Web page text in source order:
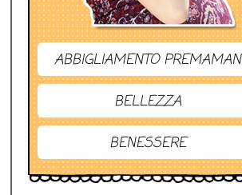
ABBIGLIAMENTO PREMAMAN
BELLEZZA
BENESSERE